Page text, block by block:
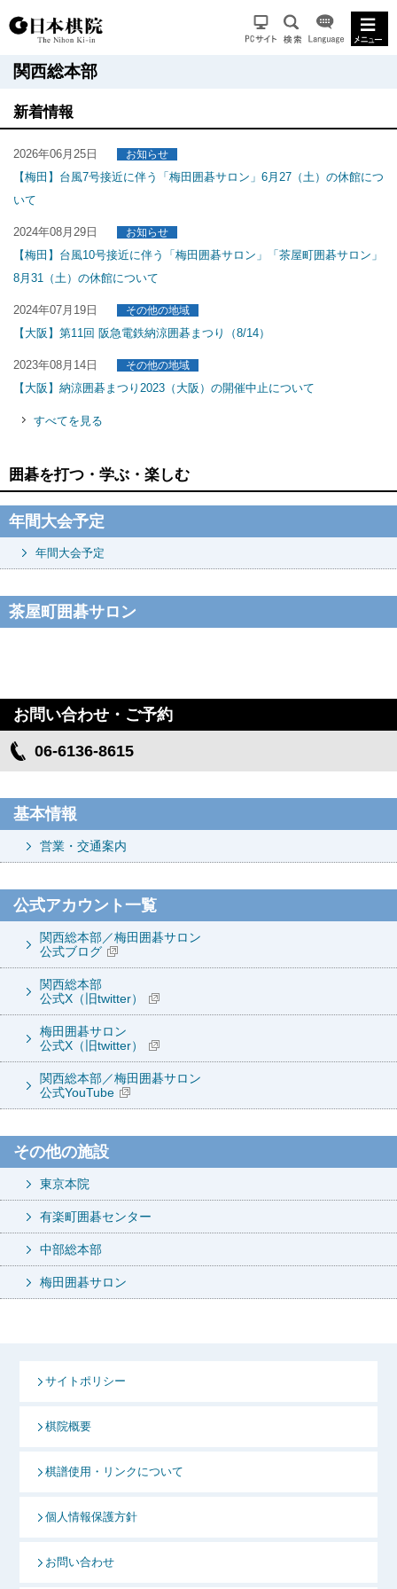
関西総本部
新着情報
2026年06月25日 お知らせ
【梅田】台風7号接近に伴う「梅田囲碁サロン」6月27（土）の休館につ
いて
2024年08月29日 お知らせ
【梅田】台風10号接近に伴う「梅田囲碁サロン」「茶屋町囲碁サロン」
8月31（土）の休館について
2024年07月19日 その他の地域
【大阪】第11回 阪急電鉄納涼囲碁まつり（8/14）
2023年08月14日 その他の地域
【大阪】納涼囲碁まつり2023（大阪）の開催中止について
すべてを見る
囲碁を打つ・学ぶ・楽しむ
年間大会予定
年間大会予定
茶屋町囲碁サロン
お問い合わせ・ご予約
06-6136-8615
基本情報
営業・交通案内
公式アカウント一覧
関西総本部／梅田囲碁サロン
公式ブログ
関西総本部
公式X（旧twitter）
梅田囲碁サロン
公式X（旧twitter）
関西総本部／梅田囲碁サロン
公式YouTube
その他の施設
東京本院
有楽町囲碁センター
中部総本部
梅田囲碁サロン
サイトポリシー
棋院概要
棋譜使用・リンクについて
個人情報保護方針
お問い合わせ